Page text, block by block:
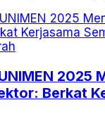
2025
Berkat